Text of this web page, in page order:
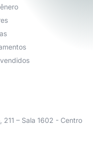
– Sala 1602 - Centro